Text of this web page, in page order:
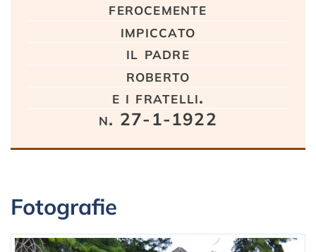
ferocemente
impiccato
il padre
roberto
e i fratelli.
n. 27-1-1922
Fotografie